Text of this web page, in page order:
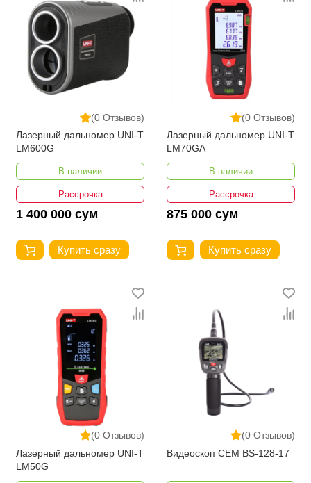
(0 Отзывов)
Лазерный дальномер UNI-T
LM600G
В наличии
Рассрочка
1 400 000 сум
Купить сразу
(0 Отзывов)
Лазерный дальномер UNI-T
LM70GA
В наличии
Рассрочка
875 000 сум
Купить сразу
(0 Отзывов)
Лазерный дальномер UNI-T
LM50G
(0 Отзывов)
Видеоскоп CEM BS-128-17